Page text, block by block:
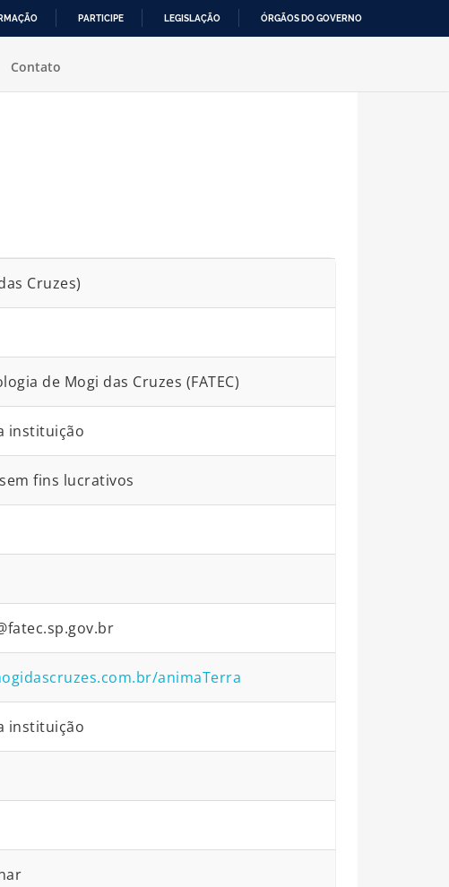
PARTICIPE LEGISLAÇÃO ÓRGÃOS DO GOVERNO
Contato
Cruzes)
de Mogi das Cruzes (FATEC)
instituição
fins lucrativos
animaTerra
instituição